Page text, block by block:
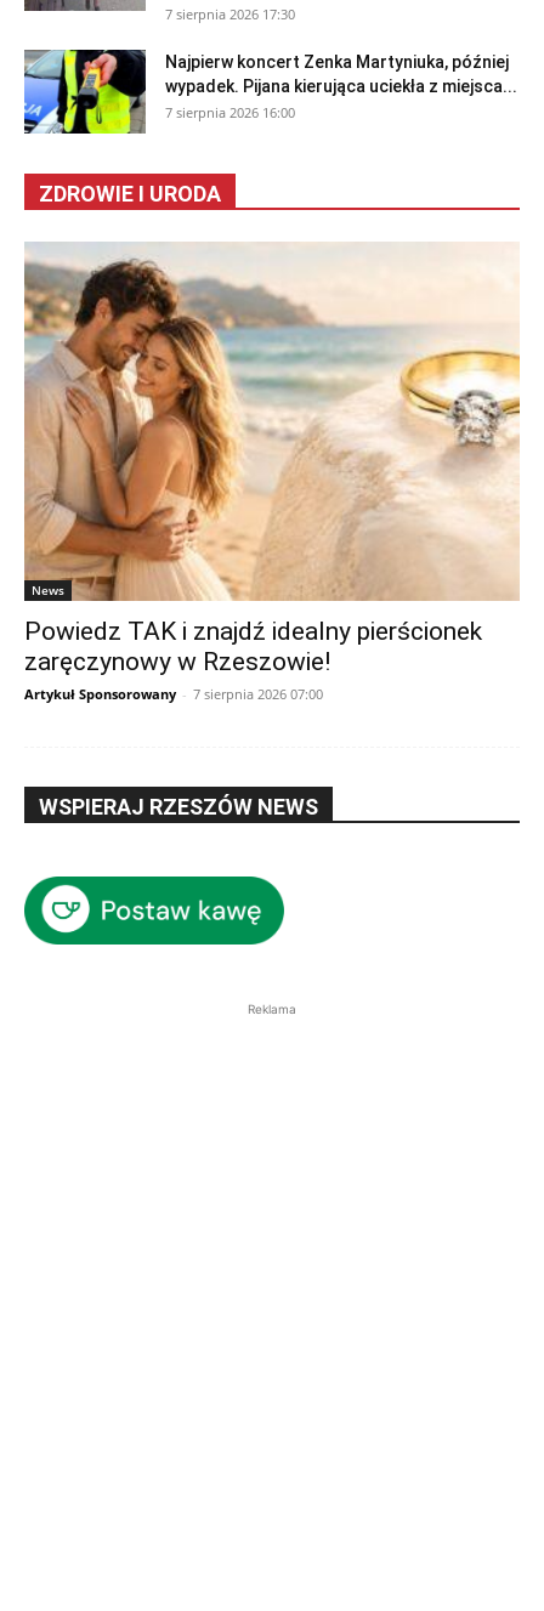
7 sierpnia 2026 17:30
Najpierw koncert Zenka Martyniuka, później
wypadek. Pijana kierująca uciekła z miejsca...
7 sierpnia 2026 16:00
ZDROWIE I URODA
News
Powiedz TAK i znajdź idealny pierścionek
zaręczynowy w Rzeszowie!
Artykuł Sponsorowany - 7 sierpnia 2026 07:00
WSPIERAJ RZESZÓW NEWS
Reklama